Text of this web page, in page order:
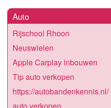
Auto
Rijschool Rhoon
Neuswielen
Apple Carplay inbouwen
Tip auto verkopen
https://autobandenkennis.nl/